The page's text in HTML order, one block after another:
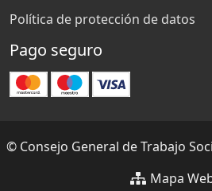
Política de protección de datos
Pago seguro
© Consejo General de Trabajo
Mapa